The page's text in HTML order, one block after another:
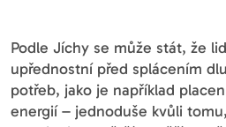
Podle Jíchy se může stát, že
upřednostní před splácením
potřeb, jako je například
energií – jednoduše kvůli